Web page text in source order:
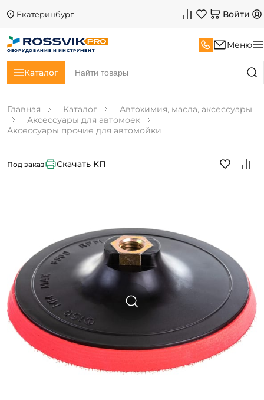
Екатеринбург Войти
ОБОРУДОВАНИЕ И ИНСТРУМЕНТ
Меню
Каталог
Главная Каталог
Автохимия, масла, аксессуары
Аксессуары для автомоек
Аксессуары прочие для автомойки
Под заказ Скачать КП